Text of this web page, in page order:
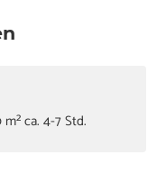
ca. 4-7 Std.